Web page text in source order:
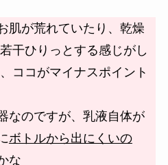
肌が荒れていたり、乾燥
干ひりっとする感じがし
ココがマイナスポイント
なのですが、乳液自体が
ボトルから出にくいの
な